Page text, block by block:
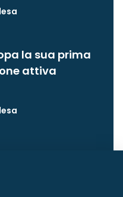
la sua prima
attiva